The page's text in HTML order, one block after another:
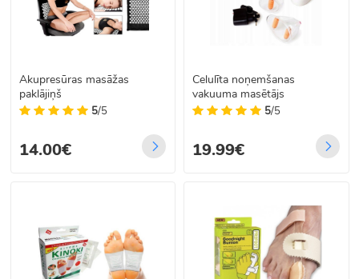
Akupresūras masāžas
paklājiņš
5/5
14.00€
Celulīta noņemšanas
vakuuma masētājs
5/5
19.99€